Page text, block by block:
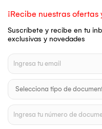
¡Recibe nuestras ofertas
Suscríbete y recibe en tu
exclusivas y novedades